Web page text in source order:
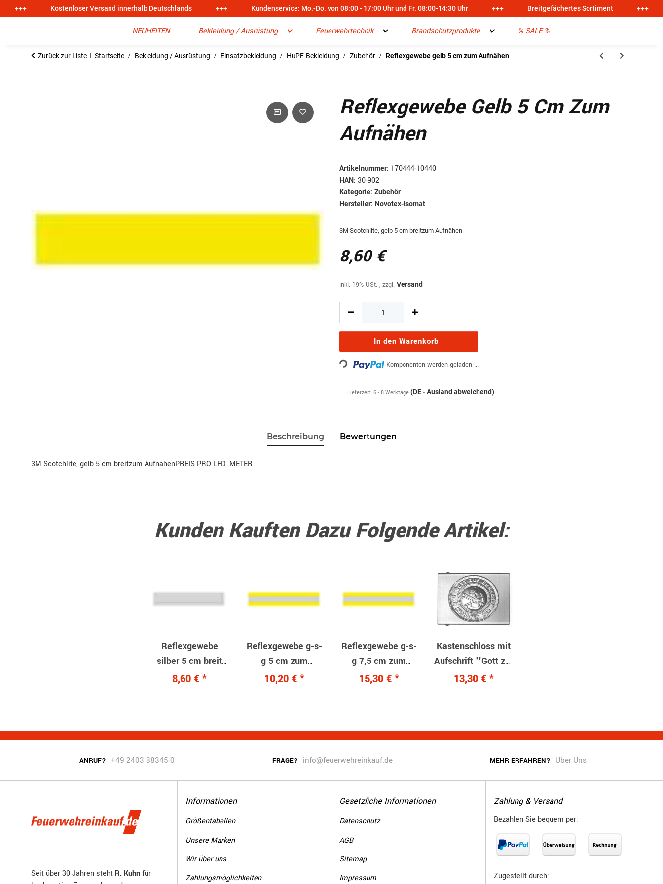
+++ Kostenloser Versand innerhalb Deutschlands +++ Kundenservice: Mo.-Do. von 08:00 - 17:00 Uhr und Fr. 08:00-14:30 Uhr +++ Breitgefächertes Sortiment +++
NEUHEITEN Bekleidung / Ausrüstung Feuerwehrtechnik Brandschutzprodukte % SALE %
Zurück zur Liste Startseite Bekleidung / Ausrüstung Einsatzbekleidung HuPF-Bekleidung Zubehör Reflexgewebe gelb 5 cm zum Aufnähen
Reflexgewebe Gelb 5 Cm Zum
Aufnähen
Artikelnummer: 170444-10440
HAN: 30-902
Kategorie: Zubehör
Hersteller: Novotex-Isomat
3M Scotchlite, gelb 5 cm breitzum Aufnähen
8,60 €
inkl. 19% USt. , zzgl. Versand
In den Warenkorb
Loading... Komponenten werden geladen ...
Lieferzeit: 6 - 8 Werktage (DE - Ausland abweichend)
Beschreibung Bewertungen
3M Scotchlite, gelb 5 cm breitzum AufnähenPREIS PRO LFD. METER
Kunden Kauften Dazu Folgende Artikel:
Reflexgewebe
silber 5 cm breit
zum Aufnähen
8,60 € *
Reflexgewebe g-s-
g 5 cm zum
Aufnähen
10,20 € *
Reflexgewebe g-s-
g 7,5 cm zum
Aufnähen
15,30 € *
Kastenschloss mit
Aufschrift ''Gott zur
Ehr...''
13,30 € *
ANRUF? +49 2403 88345-0 FRAGE? info@feuerwehreinkauf.de MEHR ERFAHREN? Über Uns
Seit über 30 Jahren steht R. Kuhnfür
Informationen
Größentabellen
Unsere Marken
Wir über uns
Zahlungsmöglichkeiten
Gesetzliche Informationen
Datenschutz
AGB
Sitemap
Impressum
Zahlung & Versand
Bezahlen Sie bequem per:
Zugestellt durch: